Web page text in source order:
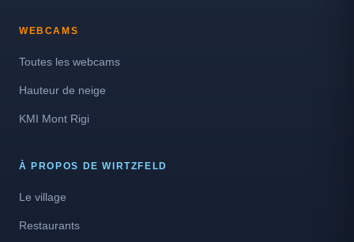
WEBCAMS
Toutes les webcams
Hauteur de neige
KMI Mont Rigi
À PROPOS DE WIRTZFELD
Le village
Restaurants